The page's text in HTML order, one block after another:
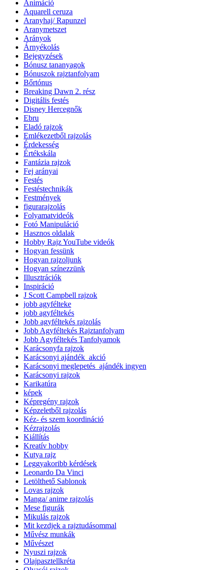
Animáció
Aquarell ceruza
Aranyhaj/ Rapunzel
Aranymetszet
Arányok
Árnyékolás
Bejegyzések
Bónusz tananyagok
Bónuszok rajztanfolyam
Bőrtónus
Breaking Dawn 2. rész
Digitális festés
Disney Hercegnők
Ebru
Eladó rajzok
Emlékezetből rajzolás
Érdekesség
Értékskála
Fantázia rajzok
Fej arányai
Festés
Festéstechnikák
Festmények
figurarajzolás
Folyamatvideók
Fotó Manipuláció
Hasznos oldalak
Hobby Rajz YouTube videók
Hogyan fessünk
Hogyan rajzoljunk
Hogyan színezzünk
Illusztrációk
Inspiráció
J Scott Campbell rajzok
jobb agyfélteke
jobb agyféltekés
Jobb agyféltekés rajzolás
Jobb Agyféltekés Rajztanfolyam
Jobb Agyféltekés Tanfolyamok
Karácsonyfa rajzok
Karácsonyi ajándék_akció
Karácsonyi meglepetés_ajándék ingyen
Karácsonyi rajzok
Karikatúra
képek
Képregény rajzok
Képzeletből rajzolás
Kéz- és szem koordináció
Kézrajzolás
Kiállítás
Kreatív hobby
Kutya rajz
Leggyakoribb kérdések
Leonardo Da Vinci
Letölthető Sablonok
Lovas rajzok
Manga/ anime rajzolás
Mese figurák
Mikulás rajzok
Mit kezdjek a rajztudásommal
Művész munkák
Művészet
Nyuszi rajzok
Olajpasztellkréta